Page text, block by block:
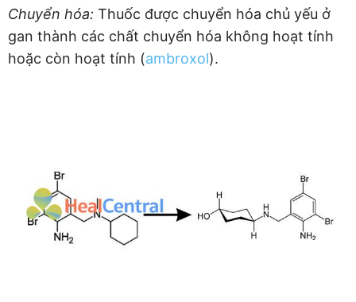
Chuyển hóa: Thuốc được chuyển hóa chủ yếu ở
gan thành các chất chuyển hóa không hoạt tính
hoặc còn hoạt tính (ambroxol).